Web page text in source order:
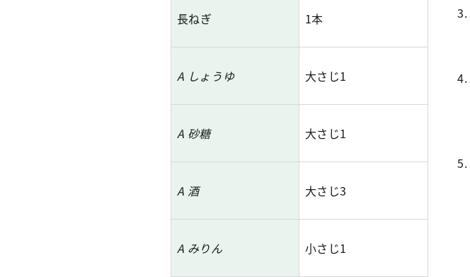
長ねぎ 1本
A しょうゆ 大さじ1
A 砂糖 大さじ1
A 酒 大さじ3
A みりん 小さじ1